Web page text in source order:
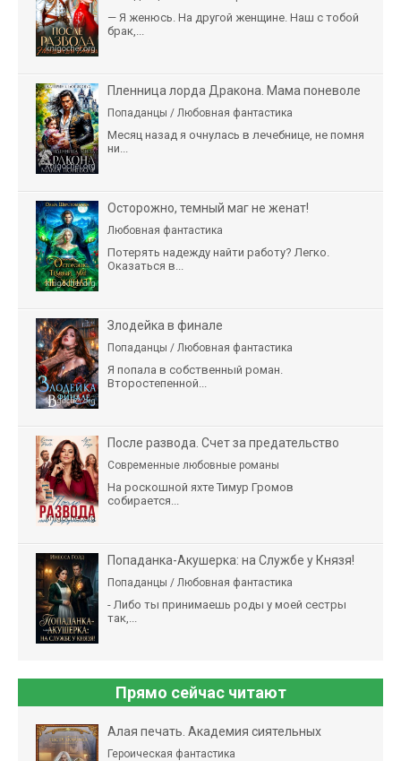
— Я женюсь. На другой женщине. Наш с тобой
брак,...
Пленница лорда Дракона. Мама поневоле
Попаданцы / Любовная фантастика
Месяц назад я очнулась в лечебнице, не помня
ни...
Осторожно, темный маг не женат!
Любовная фантастика
Потерять надежду найти работу? Легко.
Оказаться в...
Злодейка в финале
Попаданцы / Любовная фантастика
Я попала в собственный роман.
Второстепенной...
После развода. Счет за предательство
Современные любовные романы
На роскошной яхте Тимур Громов
собирается...
Попаданка-Акушерка: на Службе у Князя!
Попаданцы / Любовная фантастика
- Либо ты принимаешь роды у моей сестры
так,...
Прямо сейчас читают
Алая печать. Академия сиятельных
Героическая фантастика